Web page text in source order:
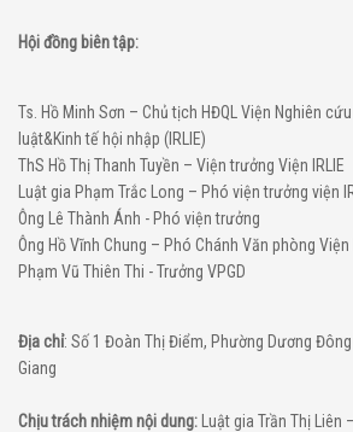
Hội đồng biên tập:
Ts. Hồ Minh Sơn – Chủ tịch HĐQL Viện Nghiên
luật&Kinh tế hội nhập (IRLIE)
ThS Hồ Thị Thanh Tuyền – Viện trưởng Viện IRLIE
Luật gia Phạm Trắc Long – Phó viện trưởng viện
Ông Lê Thành Ánh - Phó viện trưởng
Ông Hồ Vĩnh Chung – Phó Chánh Văn phòng Viện
Phạm Vũ Thiên Thi - Trưởng VPGD
Địa chỉ: Số 1 Đoàn Thị Điểm, Phường Dương
Giang
Chịu trách nhiệm nội dung:Luật gia Trần Thị Liên